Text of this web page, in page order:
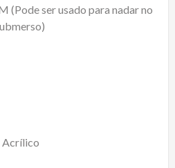
(Pode ser usado para nadar no
Acrílico